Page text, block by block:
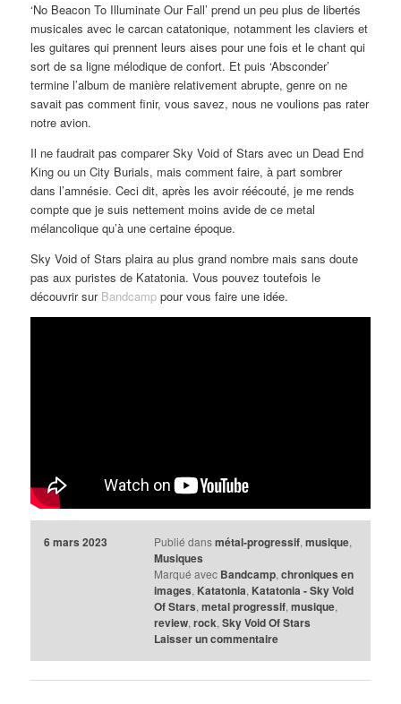
‘No Beacon To Illuminate Our Fall’ prend un peu plus de libertés
musicales avec le carcan catatonique, notamment les claviers et
les guitares qui prennent leurs aises pour une fois et le chant qui
sort de sa ligne mélodique de confort. Et puis ‘Absconder’
termine l’album de manière relativement abrupte, genre on ne
savait pas comment finir, vous savez, nous ne voulions pas rater
notre avion.
Il ne faudrait pas comparer Sky Void of Stars avec un Dead End
King ou un City Burials, mais comment faire, à part sombrer
dans l’amnésie. Ceci dit, après les avoir réécouté, je me rends
compte que je suis nettement moins avide de ce metal
mélancolique qu’à une certaine époque.
Sky Void of Stars plaira au plus grand nombre mais sans doute
pas aux puristes de Katatonia. Vous pouvez toutefois le
découvrir sur Bandcamp pour vous faire une idée.
6 mars 2023 Publié dans métal-progressif, musique,
Musiques
Marqué avec Bandcamp, chroniques en
images, Katatonia, Katatonia - Sky Void
Of Stars, metal progressif, musique,
review, rock, Sky Void Of Stars
Laisser un commentaire